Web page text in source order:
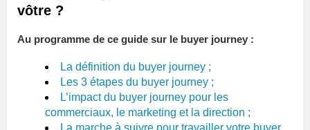
vôtre ?
Au programme de ce guide sur le buyer journey :
La définition du buyer journey ;
Les 3 étapes du buyer journey ;
L’impact du buyer journey pour les
commerciaux, le marketing et la direction ;